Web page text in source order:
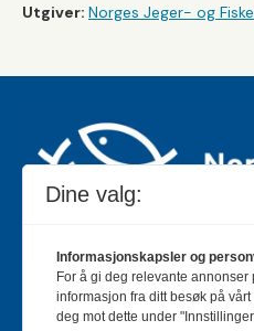
Utgiver: Norges Jeger- og
Jakt & Fiske er landets
jakt- og fiskeinteresserte
Dine valg:
Informasjonskapsler og
For å gi deg relevante annonser
informasjon fra ditt besøk på
deg mot dette under